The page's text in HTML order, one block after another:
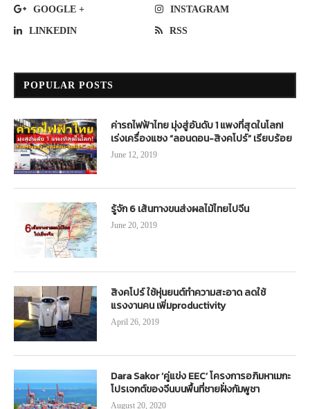
GOOGLE + INSTAGRAM
LINKEDIN RSS
POPULAR POSTS
ค่ารถไฟฟ้าไทย มุ่งสู่อันดับ 1 แพงที่สุดในโลก!
เร่งเครื่องแซง “ลอนดอน-สิงคโปร์” เรียบร้อย
June 12, 2019
รู้จัก 6 เส้นทางขนส่งผลไม้ไทยไปจีน
June 20, 2019
สิงคโปร์ ใช้หุ่นยนต์ทำความสะอาด ลดใช้
แรงงานคน เพิ่มproductivity
April 26, 2019
Dara Sakor ‘คู่แข่ง EEC’ โครงการอภิมหาเมกะ
โปรเจกต์ของจีนบนพื้นที่ชายฝั่งกัมพูชา
August 20, 2020